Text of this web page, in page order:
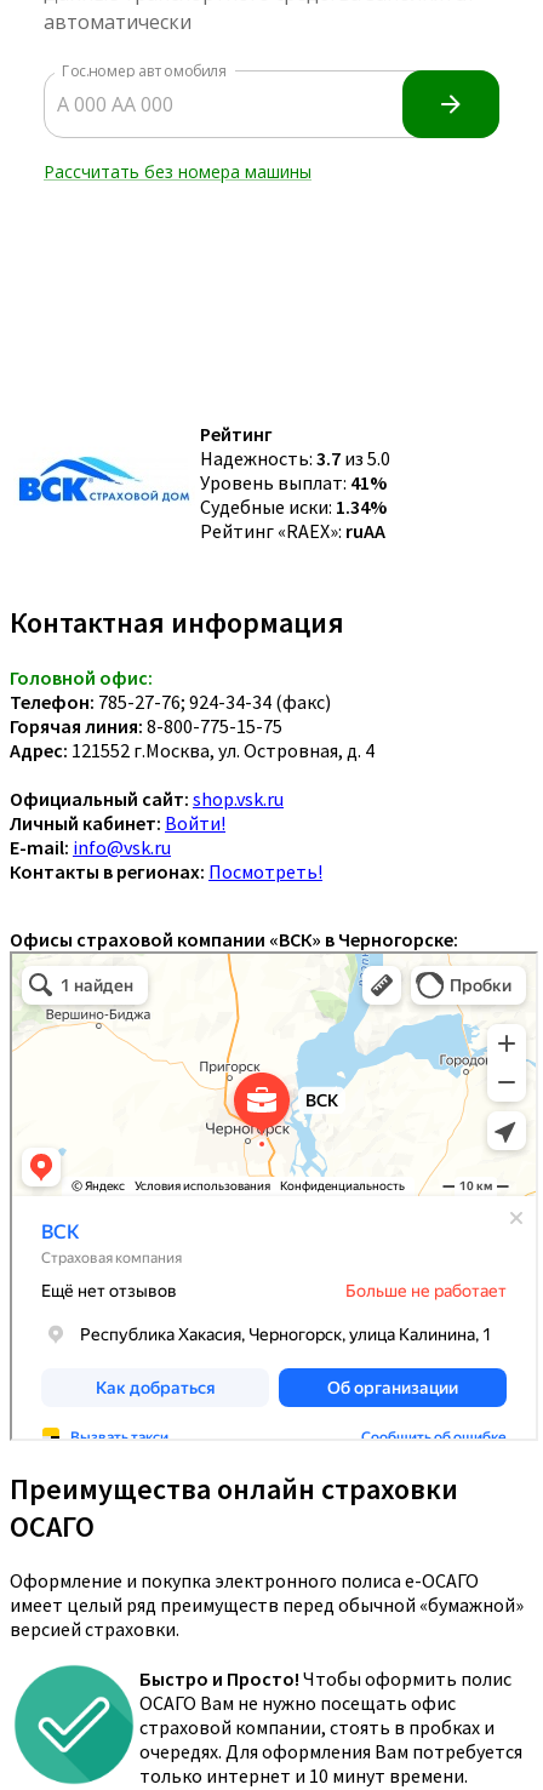
Рейтинг
Надежность: 3.7 из 5.0
Уровень выплат: 41%
Судебные иски: 1.34%
Рейтинг «RAEX»: ruAA
Контактная информация
Головной офис:
Телефон: 785-27-76; 924-34-34 (факс)
Горячая линия: 8-800-775-15-75
Адрес: 121552 г.Москва, ул. Островная, д. 4
Официальный сайт: shop.vsk.ru
Личный кабинет: Войти!
E-mail: info@vsk.ru
Контакты в регионах: Посмотреть!
Офисы страховой компании «ВСК» в Черногорске:
Преимущества онлайн страховки
ОСАГО
Оформление и покупка электронного полиса е-ОСАГО
имеет целый ряд преимуществ перед обычной «бумажной»
версией страховки.
Быстро и Просто! Чтобы оформить полис
ОСАГО Вам не нужно посещать офис
страховой компании, стоять в пробках и
очередях. Для оформления Вам потребуется
только интернет и 10 минут времени.